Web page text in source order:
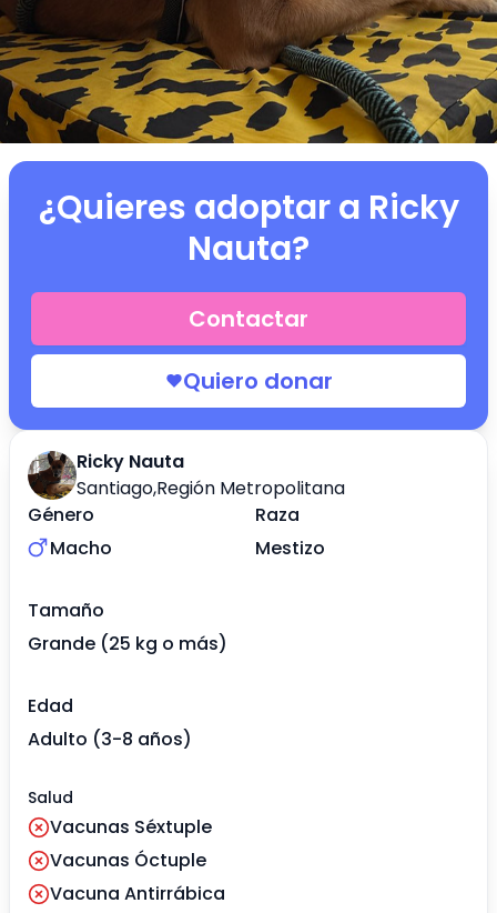
Ricky Nauta
Santiago,Región Metropolitana
Género
Macho
Raza
Mestizo
Tamaño
Grande (25 kg o más)
Edad
Adulto (3-8 años)
Salud
Vacunas Séxtuple
Vacunas Óctuple
Vacuna Antirrábica
¿Quieres adoptar a Ricky
Nauta?
Contactar
Quiero donar